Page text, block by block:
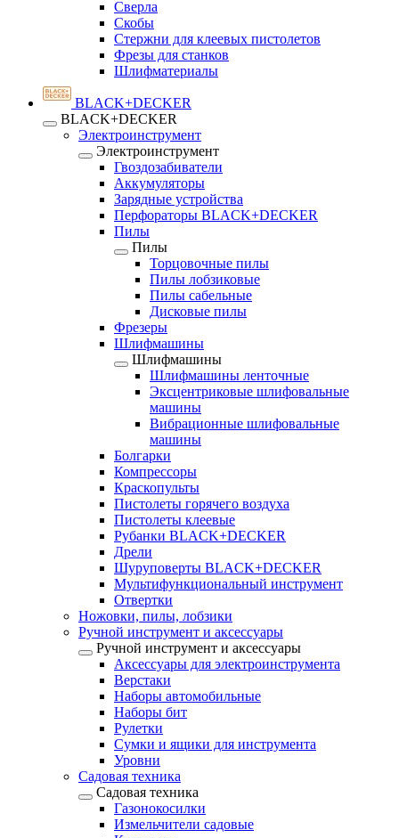
Сверла
Скобы
Стержни для клеевых пистолетов
Фрезы для станков
Шлифматериалы
BLACK+DECKER
BLACK+DECKER
Электроинструмент
Электроинструмент
Гвоздозабиватели
Аккумуляторы
Зарядные устройства
Перфораторы BLACK+DECKER
Пилы
Пилы
Торцовочные пилы
Пилы лобзиковые
Пилы сабельные
Дисковые пилы
Фрезеры
Шлифмашины
Шлифмашины
Шлифмашины ленточные
Эксцентриковые шлифовальные
машины
Вибрационные шлифовальные
машины
Болгарки
Компрессоры
Краскопульты
Пистолеты горячего воздуха
Пистолеты клеевые
Рубанки BLACK+DECKER
Дрели
Шуруповерты BLACK+DECKER
Мультифункциональный инструмент
Отвертки
Ножовки, пилы, лобзики
Ручной инструмент и аксессуары
Ручной инструмент и аксессуары
Аксессуары для электроинструмента
Верстаки
Наборы автомобильные
Наборы бит
Рулетки
Сумки и ящики для инструмента
Уровни
Садовая техника
Садовая техника
Газонокосилки
Измельчители садовые